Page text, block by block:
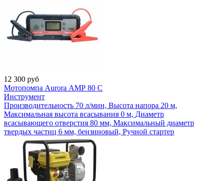
12 300 руб
Мотопомпа Aurora АМР 80 С
Инструмент
Производительность 70 л/мин, Высота напора 20 м,
Максимальная высота всасывания 0 м, Диаметр
всасывающего отверстия 80 мм, Максимальный диаметр
твердых частиц 6 мм, бензиновый, Ручной стартер